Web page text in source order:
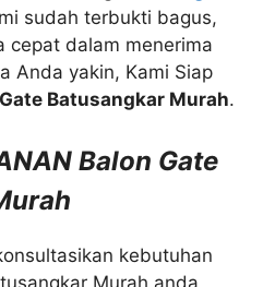
sudah terbukti bagus,
cepat dalam menerima
Anda yakin, Kami Siap
Batusangkar Murah.
Balon Gate
kebutuhan
Murah anda